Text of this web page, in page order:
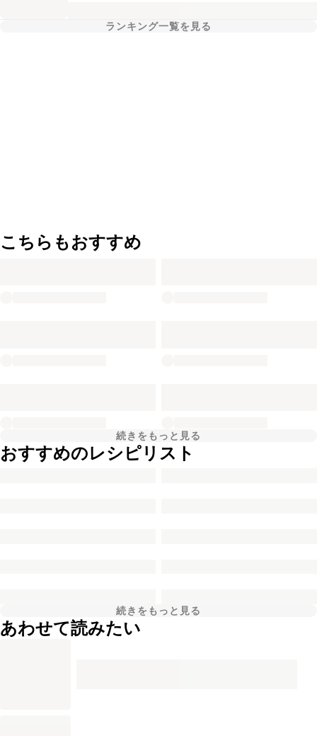
ランキング一覧を見る
こちらもおすすめ
続きをもっと見る
おすすめのレシピリスト
続きをもっと見る
あわせて読みたい